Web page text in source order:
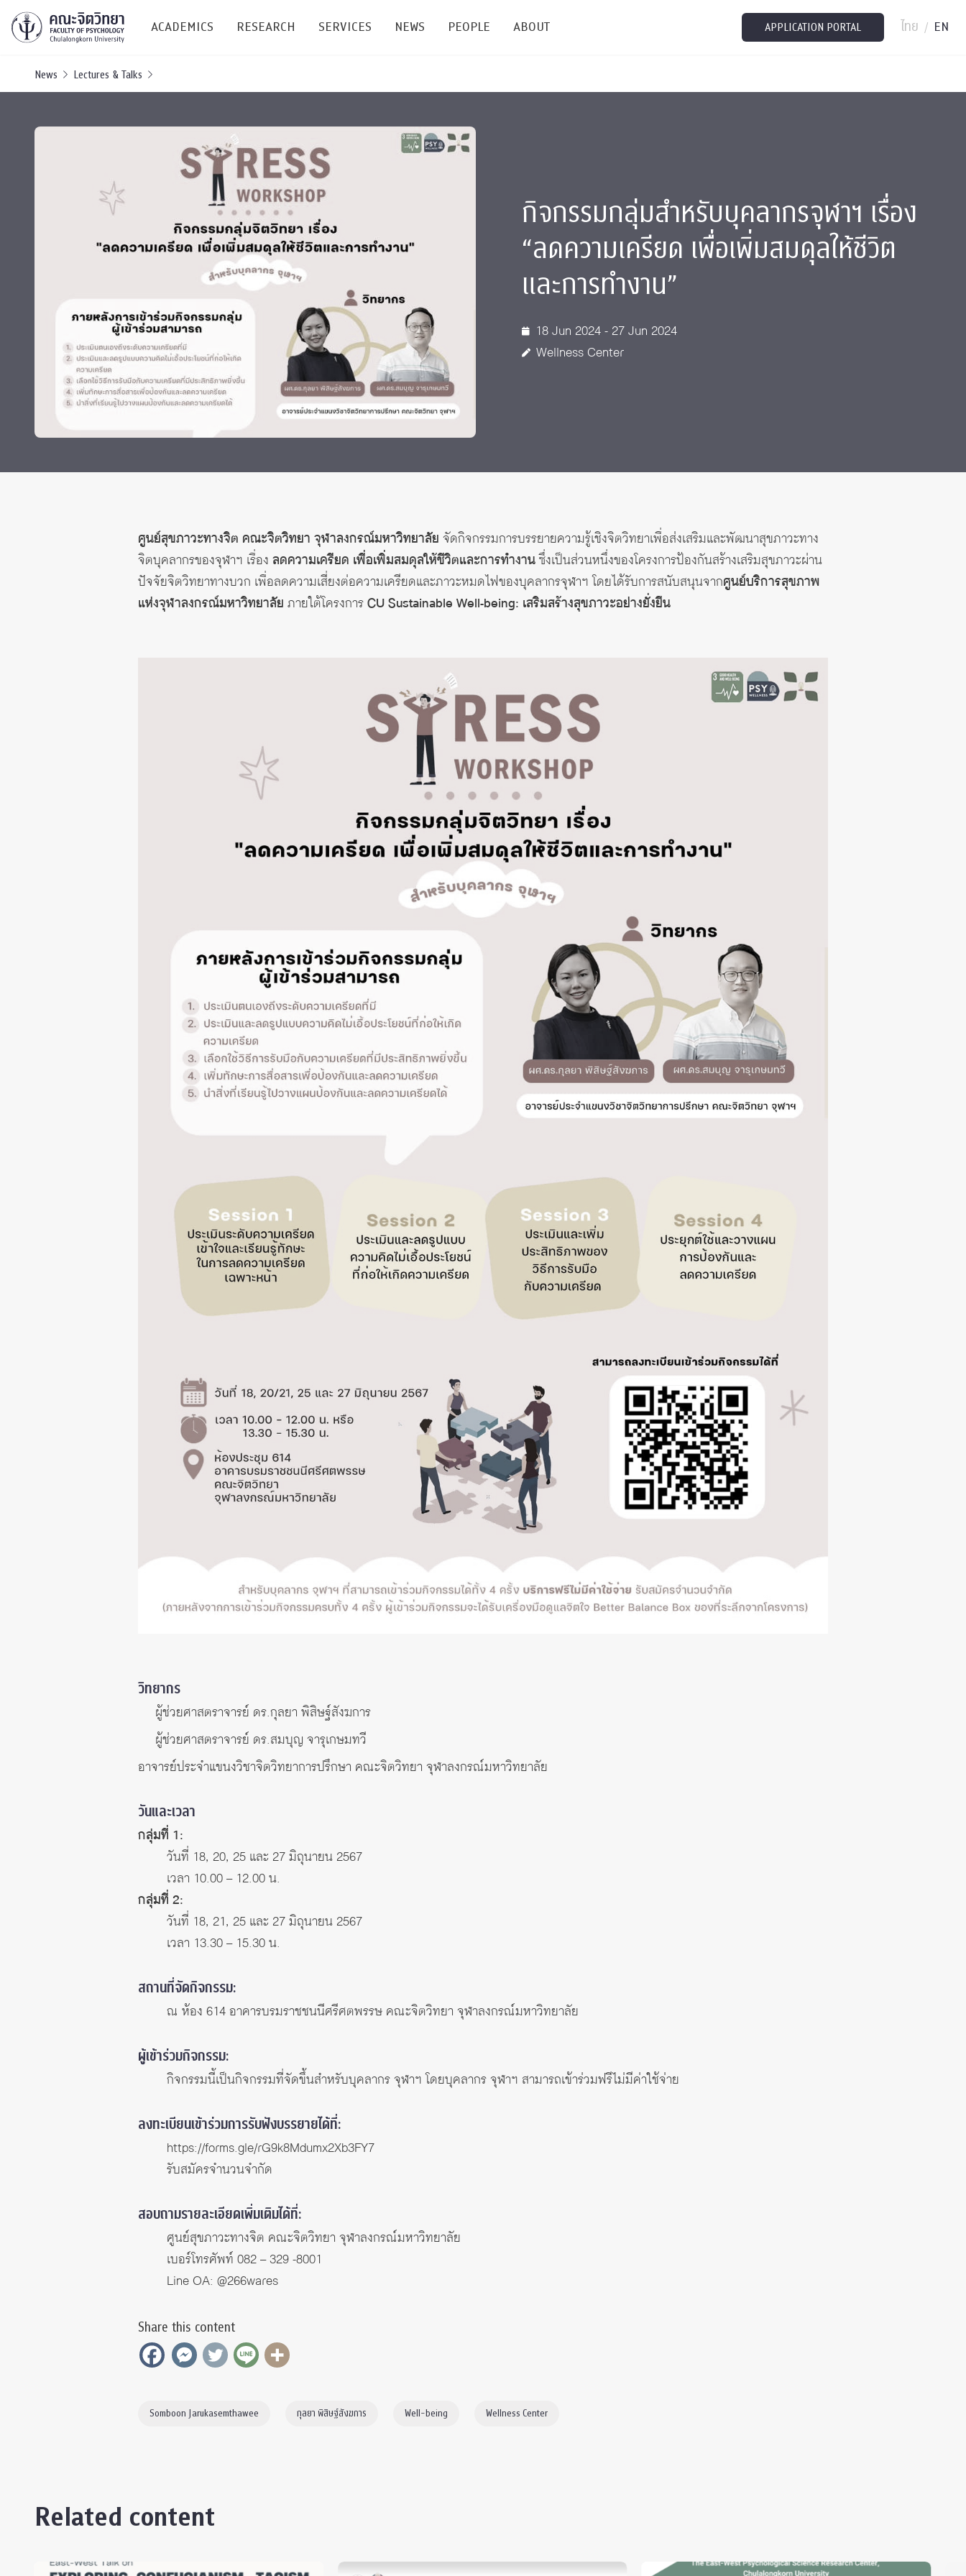
ACADEMICS
Undergraduate
Bachelor of Science
(B.Sc.)
Current Students
RESEARCH
Research Publications
Conference
International Conference & Symposium
TICP 2023
SSBW Activities
Grants and Awards
SERVICES
Academic Service
Psychological Center for Effective Organization
CU Radio
NEWS
Events & Announcement
PEOPLE
Staffs
Management
ABOUT
Giving
Annual Reports
APPLICATION PORTAL ไทย / EN
News Lectures & Talks
กิจกรรมกลุ่มสำหรับบุคลากรจุฬาฯ เรื่อง
“ลดความเครียด เพื่อเพิ่มสมดุลให้ชีวิต
และการทำงาน”
18 Jun 2024 - 27 Jun 2024
Wellness Center
ศูนย์สุขภาวะทางจิต คณะจิตวิทยา จุฬาลงกรณ์มหาวิทยาลัย จัดกิจกรรมการบรรยายความรู้เชิงจิตวิทยาเพื่อส่งเสริมและพัฒนาสุขภาวะทาง
จิตบุคลากรของจุฬาฯ เรื่อง ลดความเครียด เพื่อเพิ่มสมดุลให้ชีวิตและการทำงานซึ่งเป็นส่วนหนึ่งของโครงการป้องกันสร้างเสริมสุขภาวะผ่าน
ปัจจัยจิตวิทยาทางบวก เพื่อลดความเสี่ยงต่อความเครียดและภาวะหมดไฟของบุคลากรจุฬาฯ โดยได้รับการสนับสนุนจากศูนย์บริการสุขภาพ
แห่งจุฬาลงกรณ์มหาวิทยาลัย ภายใต้โครงการCU Sustainable Well-being: เสริมสร้างสุขภาวะอย่างยั่งยืน
วิทยากร
ผู้ช่วยศาสตราจารย์ ดร.กุลยา พิสิษฐ์สังฆการ
ผู้ช่วยศาสตราจารย์ ดร.สมบุญ จารุเกษมทวี
อาจารย์ประจำแขนงวิชาจิตวิทยาการปรึกษา คณะจิตวิทยา จุฬาลงกรณ์มหาวิทยาลัย
วันและเวลา
กลุ่มที่ 1:
วันที่ 18, 20, 25 และ 27 มิถุนายน 2567
เวลา 10.00 – 12.00 น.
กลุ่มที่ 2:
วันที่ 18, 21, 25 และ 27 มิถุนายน 2567
เวลา 13.30 – 15.30 น.
สถานที่จัดกิจกรรม:
ณ ห้อง 614 อาคารบรมราชชนนีศรีศตพรรษ คณะจิตวิทยา จุฬาลงกรณ์มหาวิทยาลัย
ผู้เข้าร่วมกิจกรรม:
กิจกรรมนี้เป็นกิจกรรมที่จัดขึ้นสำหรับบุคลากร จุฬาฯ โดยบุคลากร จุฬาฯ สามารถเข้าร่วมฟรีไม่มีค่าใช้จ่าย
ลงทะเบียนเข้าร่วมการรับฟังบรรยายได้ที่:
https://forms.gle/rG9k8Mdumx2Xb3FY7
รับสมัครจำนวนจำกัด
สอบถามรายละเอียดเพิ่มเติมได้ที่:
ศูนย์สุขภาวะทางจิต คณะจิตวิทยา จุฬาลงกรณ์มหาวิทยาลัย
เบอร์โทรศัพท์ 082 – 329 -8001
Line OA: @266wares
Share this content
Somboon Jarukasemthawee กุลยา พิสิษฐ์สังฆการ Well-being Wellness Center
Related content